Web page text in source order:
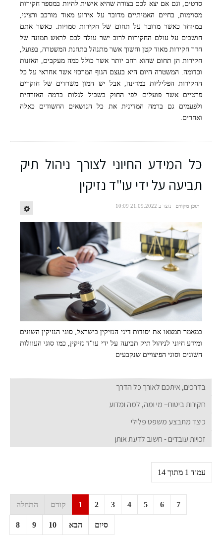
סרטים, וגם אם יצא לכם בצורה שהיא אישית להיות במספר חקירות
מסוימות, בחיים האמיתיים מדובר על אירוע מאוד מורכב ורציני,
במיוחד כאשר מדובר על תחום של חקירות סמויות. כאשר אתם
חושבים על עולם החקירות לרוב ישר עולה לכם לראש תמונה של
חדר חקירות מאוד קטן וחשוך אשר מתנהל בתחנת המשטרה, בפועל,
חקירות הן תחום שהוא רחב יותר אשר כולל כמה מעקבים, האזנות
וכדומה. המשטרה היום היא בעצם הגוף המרכזי אשר אחראי על כל
החקירות הפליליות במדינה, אבל יש המון משרדים של חוקרים
פרטיים אשר פועלים לפי החוק בשביל לגלות ברמה האזרחית
ולפעמים גם ברמה המדינית את כל הנושאים החשודים כאלה
ואחרים.
כל המידע החיוני לצורך ניהול תיק
תביעה על ידי עו"ד נזיקין
תוכן מקודם נוצר ב 21.09.2022 10:09
במאמר תמצאו את יסודות דיני הנזיקין בישראל, סוגי הנזיקין השונים
ומידע חיוני לניהול תיק תביעה על ידי עו"ד נזיקין, כמו סוגי העוולות
השונים וסוגי הפיצויים שנקבעים
בדרכים, איתכם לאורך כל הדרך
חקירות ביטוח– מי ומה, למה ומדוע
כיצד מתבצע משפט פלילי
זכויות עובדים - חשוב לדעת אותן
עמוד 1 מתוך 14
התחלה קודם 1 2 3 4 5 6 7
8 9 10 הבא סיום